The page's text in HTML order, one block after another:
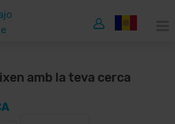
amb la teva cerca